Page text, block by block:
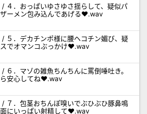
/ ４．おっぱいゆさゆさ揺らして、疑似パ
ーメン包み込んであげる♥.wav
/ ５．デカチンポ様に腰ヘコチン媚び、疑
でオマンコぶっかけ♥.wav
６．マゾの雑魚ちんちんに罵倒唾吐き。
安心してね♥.wav
/ ７．包茎おちんぽ嗅いでぶひぶひ豚鼻鳴
にいっぱい射精して♥.wav